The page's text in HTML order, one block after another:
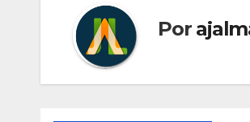
Por